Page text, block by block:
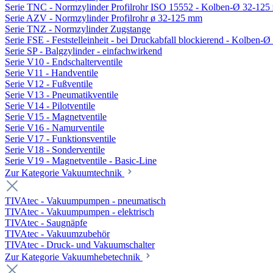
Serie TNC - Normzylinder Profilrohr ISO 15552 - Kolben-Ø 32-125
Serie AZV - Normzylinder Profilrohr ø 32-125 mm
Serie TNZ - Normzylinder Zugstange
Serie FSE - Feststelleinheit - bei Druckabfall blockierend - Kolben-Ø
Serie SP - Balgzylinder - einfachwirkend
Serie V10 - Endschalterventile
Serie V11 - Handventile
Serie V12 - Fußventile
Serie V13 - Pneumatikventile
Serie V14 - Pilotventile
Serie V15 - Magnetventile
Serie V16 - Namurventile
Serie V17 - Funktionsventile
Serie V18 - Sonderventile
Serie V19 - Magnetventile - Basic-Line
Zur Kategorie Vakuumtechnik
TIVAtec - Vakuumpumpen - pneumatisch
TIVAtec - Vakuumpumpen - elektrisch
TIVAtec - Saugnäpfe
TIVAtec - Vakuumzubehör
TIVAtec - Druck- und Vakuumschalter
Zur Kategorie Vakuumhebetechnik